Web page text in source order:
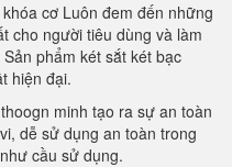
cơ Luôn đem đến những
cho người tiêu dùng và làm
phẩm két sắt két bạc
hiện đại.
minh tạo ra sự an toàn
dễ sử dụng an toàn trong
cầu sử dụng.